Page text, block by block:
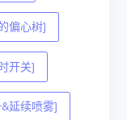
偏心树]
开关]
延续喷雾]